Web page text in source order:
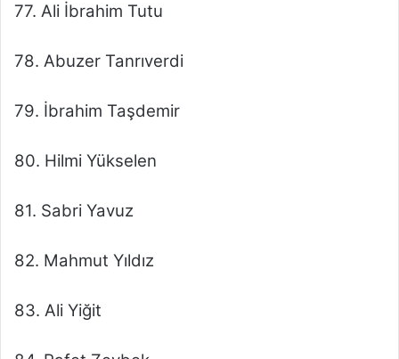
77. Ali İbrahim Tutu
78. Abuzer Tanrıverdi
79. İbrahim Taşdemir
80. Hilmi Yükselen
81. Sabri Yavuz
82. Mahmut Yıldız
83. Ali Yiğit